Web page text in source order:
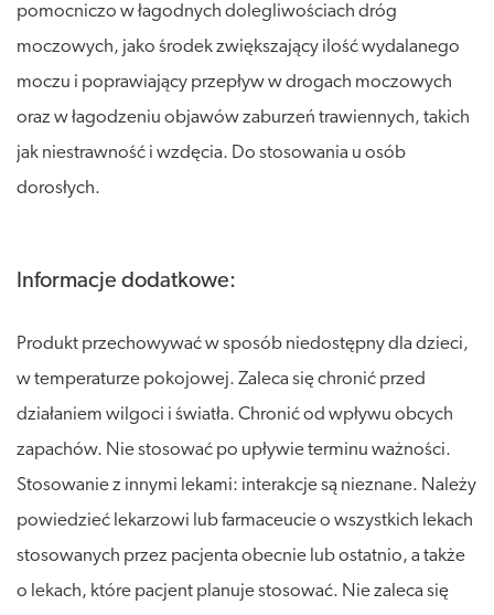
pomocniczo w łagodnych dolegliwościach dróg
moczowych, jako środek zwiększający ilość wydalanego
moczu i poprawiający przepływ w drogach moczowych
oraz w łagodzeniu objawów zaburzeń trawiennych, takich
jak niestrawność i wzdęcia. Do stosowania u osób
dorosłych.
Informacje dodatkowe:
Produkt przechowywać w sposób niedostępny dla dzieci,
w temperaturze pokojowej. Zaleca się chronić przed
działaniem wilgoci i światła. Chronić od wpływu obcych
zapachów. Nie stosować po upływie terminu ważności.
Stosowanie z innymi lekami: interakcje są nieznane. Należy
powiedzieć lekarzowi lub farmaceucie o wszystkich lekach
stosowanych przez pacjenta obecnie lub ostatnio, a także
o lekach, które pacjent planuje stosować. Nie zaleca się